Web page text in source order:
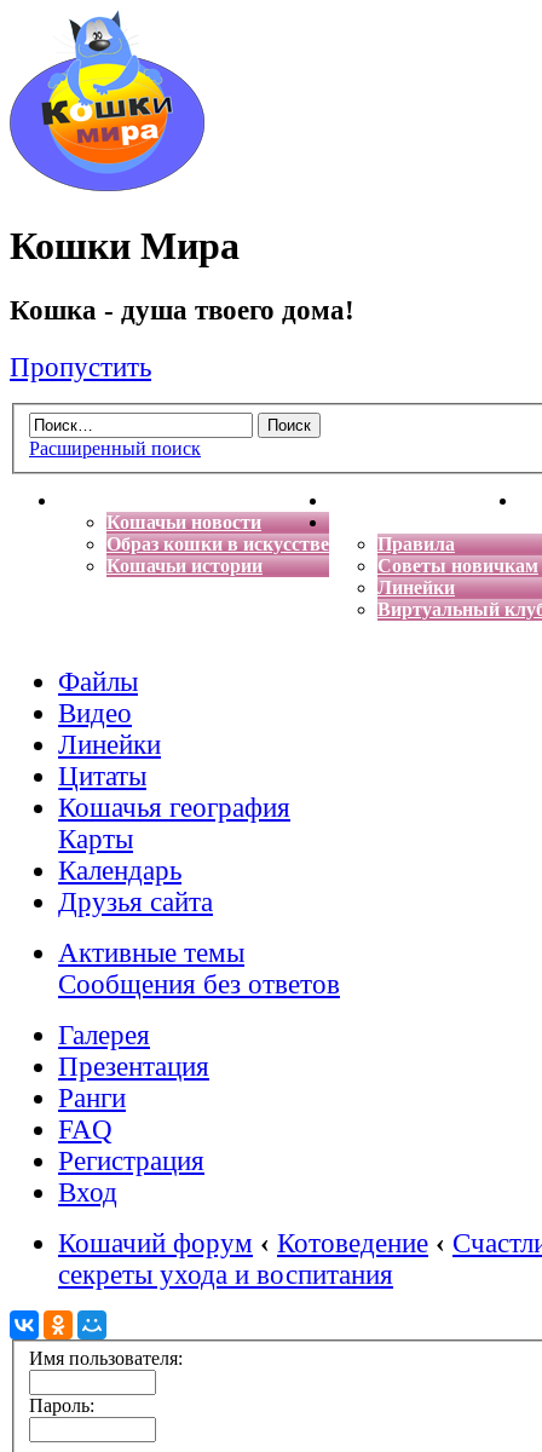
Кошки Мира
Кошка - душа твоего дома!
Пропустить
Расширенный поиск
Кошачьи новости
Образ кошки в искусстве
Кошачьи истории
Энциклопедия кошек
Правила
Советы новичкам
Линейки
Виртуальный
Файлы
Видео
Линейки
Цитаты
Кошачья география
Карты
Календарь
Друзья сайта
Активные темы
Сообщения без ответов
Галерея
Презентация
Ранги
FAQ
Регистрация
Вход
Кошачий форум ‹ Котоведение ‹
секреты ухода и воспитания
Имя пользователя:
Пароль: